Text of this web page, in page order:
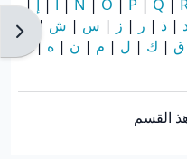
فتح | ذ | ر | ز | س | ش |
ق | ك | ل | م | ن | ه |
القسم